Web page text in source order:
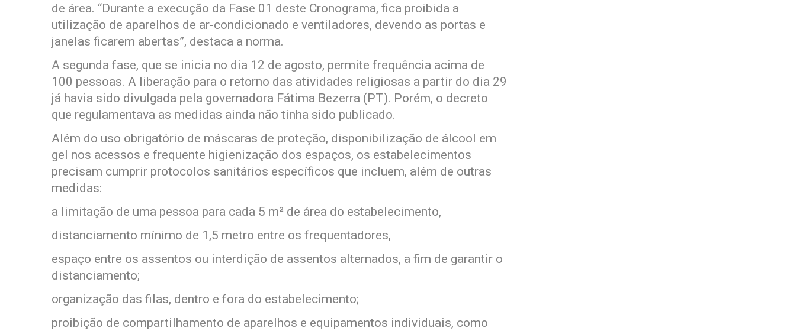
de área. “Durante a execução da Fase 01 deste Cronograma, fica proibida a
utilização de aparelhos de ar-condicionado e ventiladores, devendo as portas e
janelas ficarem abertas”, destaca a norma.
A segunda fase, que se inicia no dia 12 de agosto, permite frequência acima de
100 pessoas. A liberação para o retorno das atividades religiosas a partir do dia 29
já havia sido divulgada pela governadora Fátima Bezerra (PT). Porém, o decreto
que regulamentava as medidas ainda não tinha sido publicado.
Além do uso obrigatório de máscaras de proteção, disponibilização de álcool em
gel nos acessos e frequente higienização dos espaços, os estabelecimentos
precisam cumprir protocolos sanitários específicos que incluem, além de outras
medidas:
a limitação de uma pessoa para cada 5 m² de área do estabelecimento,
distanciamento mínimo de 1,5 metro entre os frequentadores,
espaço entre os assentos ou interdição de assentos alternados, a fim de garantir o
distanciamento;
organização das filas, dentro e fora do estabelecimento;
proibição de compartilhamento de aparelhos e equipamentos individuais, como